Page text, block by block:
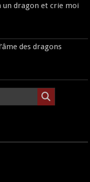
un dragon et crie moi
des dragons